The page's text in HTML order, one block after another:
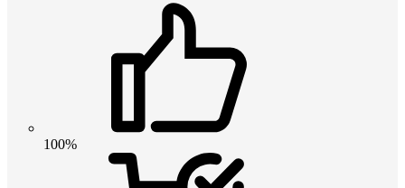
100%